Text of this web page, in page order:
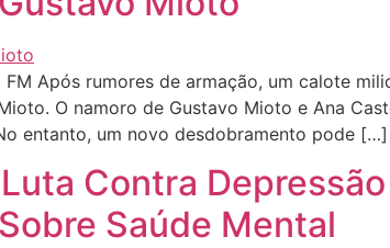
FM Após rumores de armação, um calote
O namoro de Gustavo Mioto e Ana
entanto, um novo desdobramento pode […]
Contra
Saúde Mental